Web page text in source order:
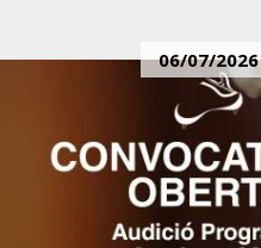
06/07/2026